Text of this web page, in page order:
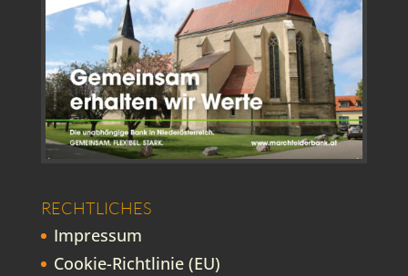
RECHTLICHES
Impressum
Cookie-Richtlinie (EU)